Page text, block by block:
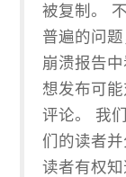
被复制。
普遍的问
崩溃报告
想发布可
评论。 我
们的读者
读者有权知